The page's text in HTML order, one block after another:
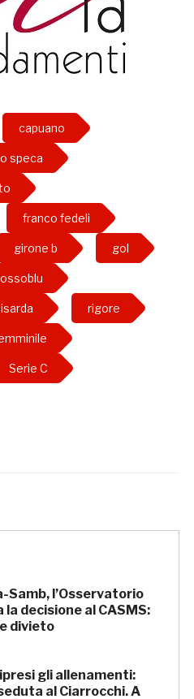
capuano
speca
franco fedeli
girone b gol
rigore
Serie C
Samb, l’Osservatorio
la decisione al CASMS:
divieto
gli allenamenti:
al Ciarrocchi. A